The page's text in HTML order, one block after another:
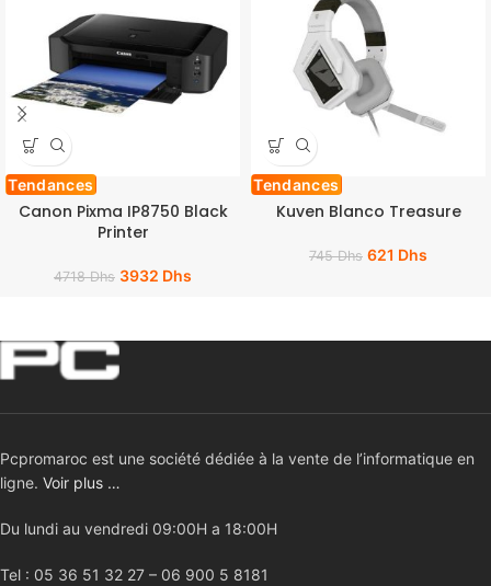
Tendances
Canon Pixma IP8750 Black
Printer
4718Dhs 3932 Dhs
Tendances
Kuven Blanco Treasure
745Dhs 621 Dhs
Pcpromaroc est une société dédiée à la vente de l’informatique en
ligne. Voir plus …
Du lundi au vendredi 09:00H a 18:00H
Tel : 05 36 51 32 27 – 06 900 5 8181